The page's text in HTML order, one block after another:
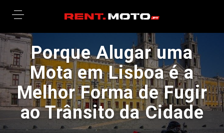
Porque Alugar uma
Mota em Lisboa é a
Melhor Forma de Fugir
ao Trânsito da Cidade